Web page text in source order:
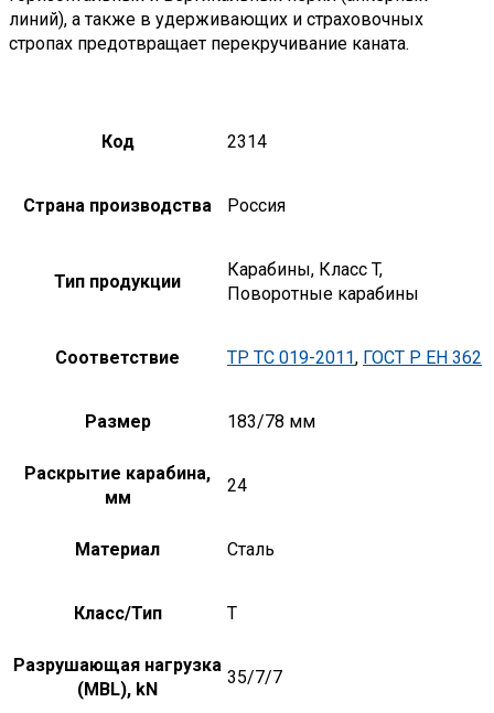
линий), а также в удерживающих и страховочных
стропах предотвращает перекручивание каната.
Код 2314
Страна производства Россия
Тип продукции
Карабины, Класс T,
Поворотные карабины
Соответствие ТР ТС 019-2011, ГОСТ Р ЕН 362
Размер 183/78 мм
Раскрытие карабина,
мм
24
Материал Сталь
Класс/Тип T
Разрушающая нагрузка
(MBL), kN
35/7/7